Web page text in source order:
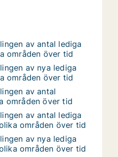
av antal lediga
områden över tid
av nya lediga
områden över tid
av antal
områden över tid
av antal lediga
områden över tid
av nya lediga
områden över tid